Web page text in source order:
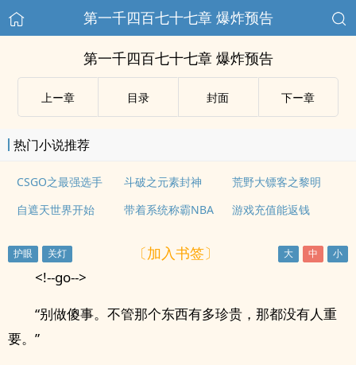
第一千四百七十七章 爆炸预告
第一千四百七十七章 爆炸预告
上ー章 目录 封面 下ー章
热门小说推荐
CSGO之最强选手 斗破之元素封神
荒野大镖客之黎明
自遮天世界开始
带着系统称霸NBA 游戏充值能返钱
〔加入书签〕
<!--go-->
“别做傻事。不管那个东西有多珍贵，那都没有人重
要。”